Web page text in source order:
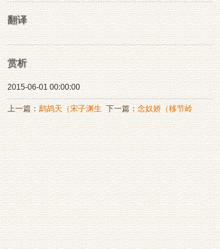
翻译
赏析
2015-06-01 00:00:00
上一篇：鹧鸪天（宋子渊生
日）
下一篇：念奴娇（移节岭
表，宋子渊置酒后堂饯别，
出词付二姬歌以侑觞，席间
和）